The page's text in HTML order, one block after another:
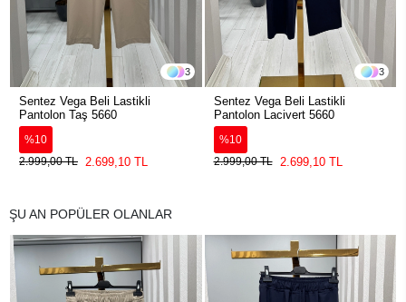
3
Sentez Vega Beli Lastikli
Pantolon Taş 5660
%10
2.999,00 TL
2.699,10 TL
3
Sentez Vega Beli Lastikli
Pantolon Lacivert 5660
%10
2.999,00 TL
2.699,10 TL
ŞU AN POPÜLER OLANLAR